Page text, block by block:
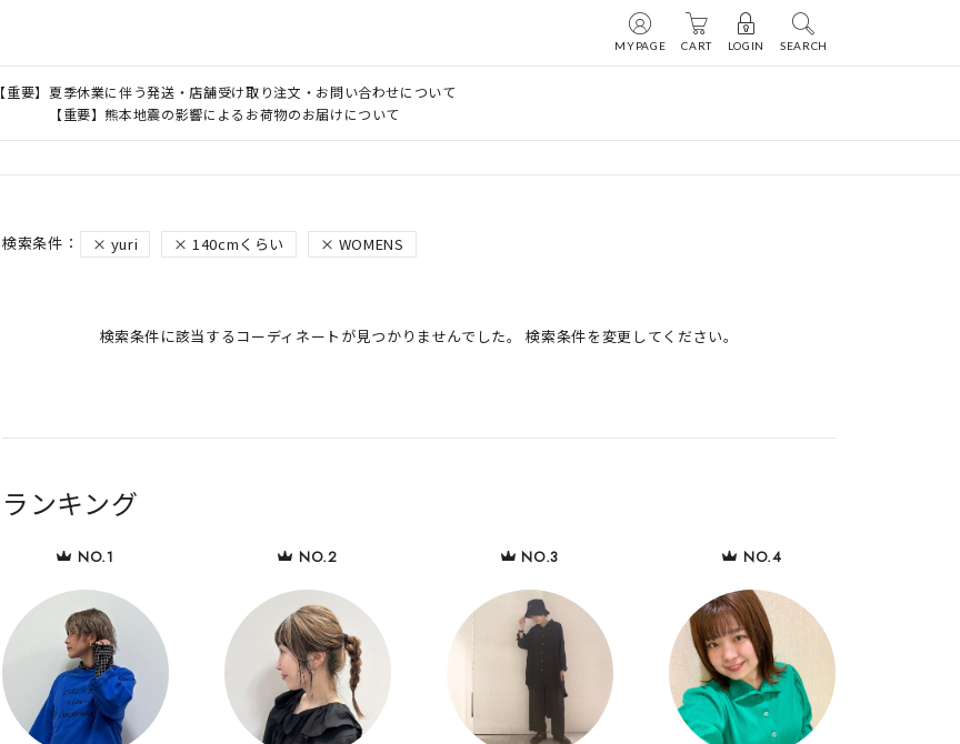
MYPAGE CART LOGIN SEARCH
【重要】夏季休業に伴う発送・店舗受け取り注文・お問い合わせについて
【重要】熊本地震の影響によるお荷物のお届けについて
yuri 140cmくらい WOMENS
検索条件に該当するコーディネートが見つかりませんでした。 検索条件を変更してください。
ランキング